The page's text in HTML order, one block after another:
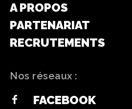
A PROPOS
PARTENARIAT
RECRUTEMENTS
Nos réseaux :
FACEBOOK